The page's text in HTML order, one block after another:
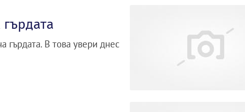
гърдата. В това увери днес